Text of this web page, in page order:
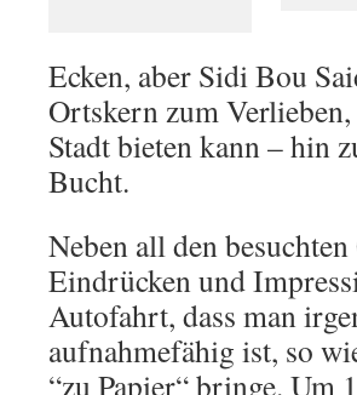
Ecken, aber Sidi Bou
Ortskern zum
Stadt bieten kann – hin
Bucht.
Neben all den
Eindrücken und
Autofahrt, dass man
aufnahmefähig ist, so
“zu Papier“ bringe.